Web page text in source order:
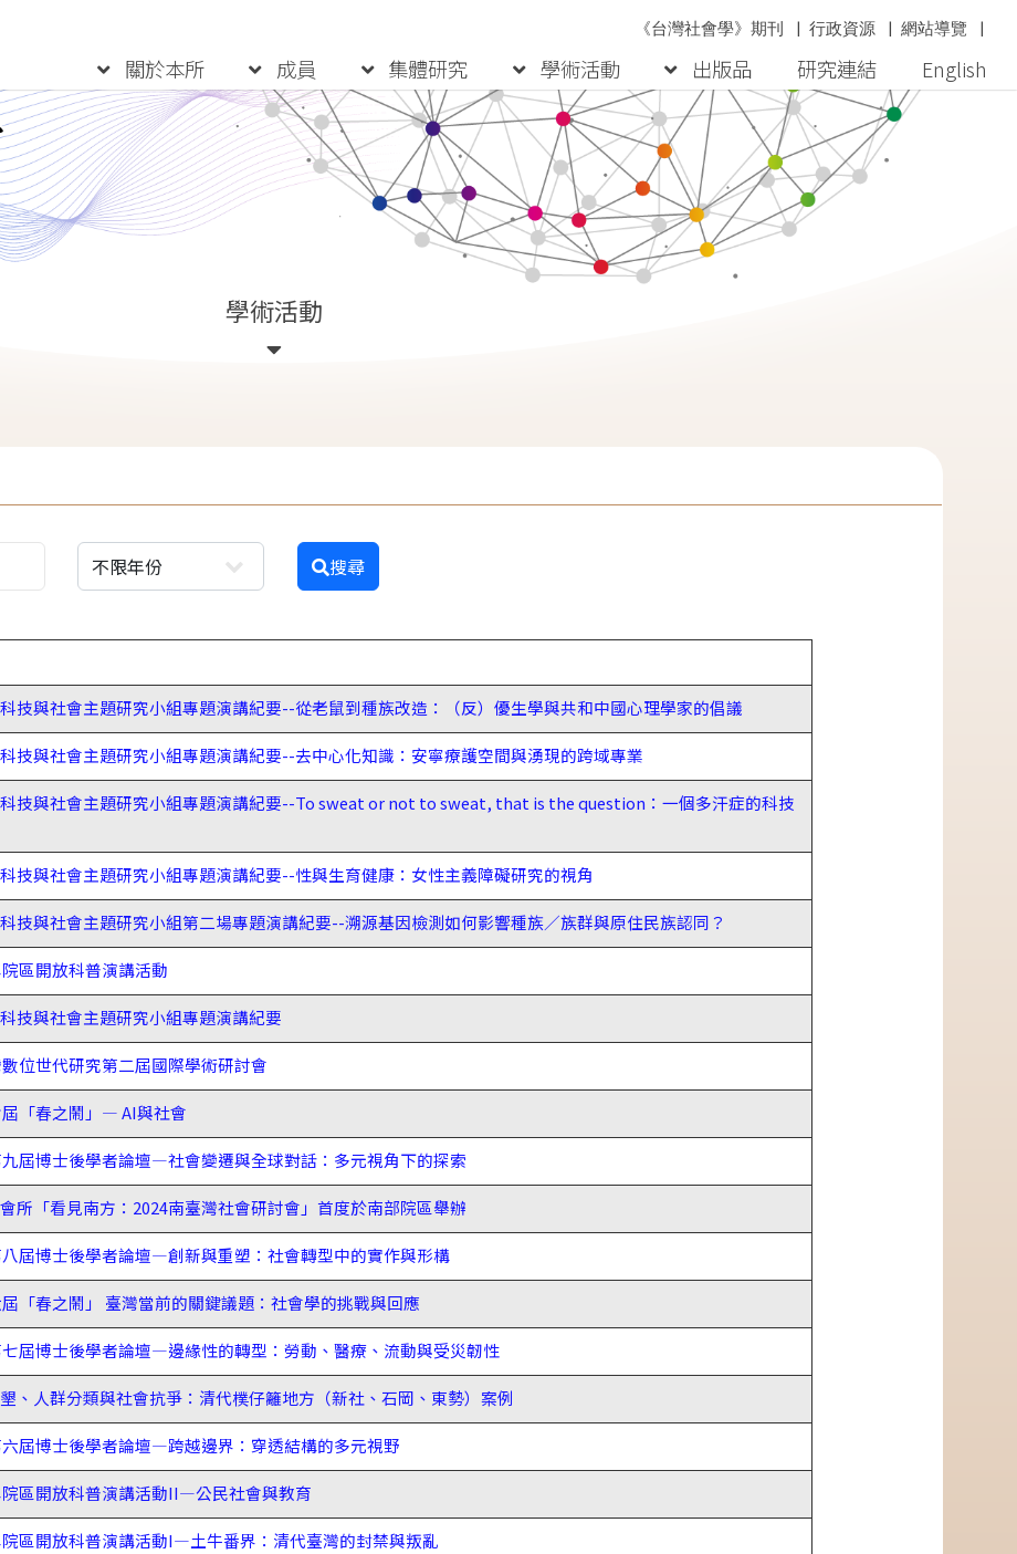
《台灣社會學》期刊 | 行政資源 | 網站導覽 |
關於本所 成員 集體研究 學術活動 出版品 研究連結 English
學術活動
搜尋
科技與社會主題研究小組專題演講紀要--從老鼠到種族改造：（反）優生學與共和中國心理學家的倡議
科技與社會主題研究小組專題演講紀要--去中心化知識：安寧療護空間與湧現的跨域專業
科技與社會主題研究小組專題演講紀要--To sweat or not to sweat, that is the question：一個多汗症的科技
科技與社會主題研究小組專題演講紀要--性與生育健康：女性主義障礙研究的視角
科技與社會主題研究小組第二場專題演講紀要--溯源基因檢測如何影響種族／族群與原住民族認同？
院區開放科普演講活動
技與社會主題研究小組專題演講紀要
數位世代研究第二屆國際學術研討會
屆「春之鬧」— AI與社會
九屆博士後學者論壇—社會變遷與全球對話：多元視角下的探索
所「看見南方：2024南臺灣社會研討會」首度於南部院區舉辦
八屆博士後學者論壇—創新與重塑：社會轉型中的實作與形構
屆「春之鬧」 臺灣當前的關鍵議題：社會學的挑戰與回應
七屆博士後學者論壇—邊緣性的轉型：勞動、醫療、流動與受災韌性
墾、人群分類與社會抗爭：清代樸仔籬地方（新社、石岡、東勢）案例
六屆博士後學者論壇—跨越邊界：穿透結構的多元視野
院區開放科普演講活動II—公民社會與教育
院區開放科普演講活動I—土牛番界：清代臺灣的封禁與叛亂